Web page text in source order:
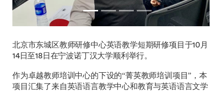
北京市东城区教师研修中心英语教学短期研修项目于10月
14日至18日在宁波诺丁汉大学顺利举行。
作为卓越教师培训中心的下设的“菁英教师培训项目”，本
项目汇集了来自英语语言教学中心和教育与英语语言文学